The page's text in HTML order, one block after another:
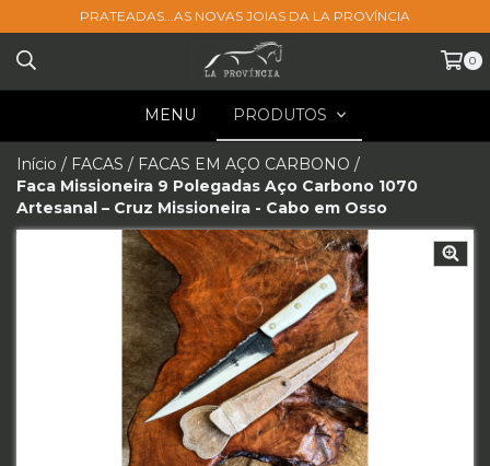
PRATEADAS...AS NOVAS JOIAS DA LA PROVÍNCIA
0
MENU PRODUTOS
Início / FACAS / FACAS EM AÇO CARBONO /
Faca Missioneira 9 Polegadas Aço Carbono 1070
Artesanal – Cruz Missioneira - Cabo em Osso